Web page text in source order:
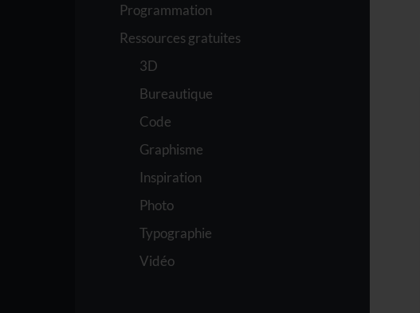
Programmation
Ressources gratuites
3D
Bureautique
Code
Graphisme
Inspiration
Photo
Typographie
Vidéo